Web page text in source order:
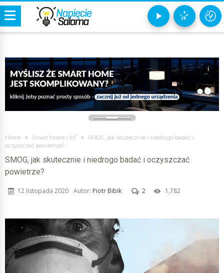
i
Home Smart home i IoT
SMOG, jak skutecznie i niedrogo badać i
oczyszczać powietrze?
SMOG, jak skutecznie i niedrogo badać i oczyszczać
powietrze?
Autor: Piotr Bibik
12 listopada 2020 2 1,782